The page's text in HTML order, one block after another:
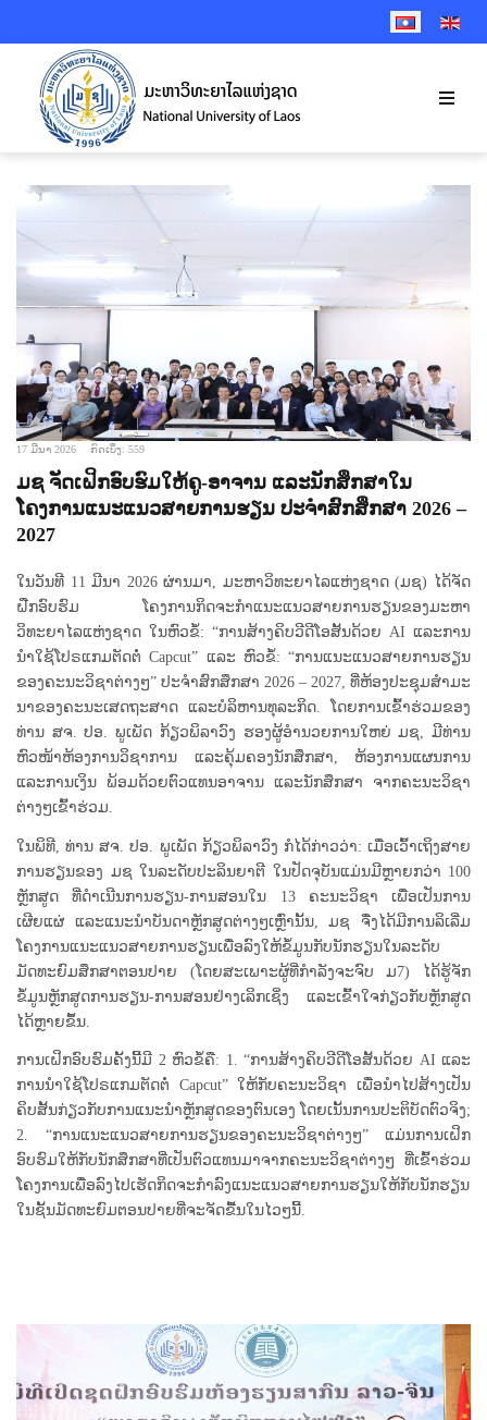
SELECT YOUR
17 ມີນາ 2026 ກົດເບິ່ງ: 559
ມຊ ຈັດເຝິກອົບຮົມໃຫ້ຄູ-ອາຈານ ແລະນັກສຶກສາໃນ
ໂຄງການແນະແນວສາຍການຮຽນ ປະຈຳສົກສຶກສາ 2026 –
2027
ໃນວັນທີ 11 ມີນາ 2026 ຜ່ານມາ, ມະຫາວິທະຍາໄລແຫ່ງຊາດ (ມຊ) ໄດ້ຈັດ
ຝືກອົບຮົມ ໂຄງການກິດຈະກຳແນະແນວສາຍການຮຽນຂອງມະຫາ
ວິທະຍາໄລແຫ່ງຊາດ ໃນຫົວຂໍ້: “ການສ້າງຄິບວີດີໂອສັ້ນດ້ວຍ AI ແລະການ
ນຳໃຊ້ໂປຣແກມຕັດຕໍ່ Capcut” ແລະ ຫົວຂໍ້: “ການແນະແນວສາຍການຮຽນ
ຂອງຄະນະວິຊາຕ່າງໆ” ປະຈຳສົກສຶກສາ 2026 – 2027, ທີ່ຫ້ອງປະຊຸມສໍາມະ
ນາຂອງຄະນະເສດຖະສາດ ແລະບໍລິຫານທຸລະກິດ. ໂດຍການເຂົ້າຮ່ວມຂອງ
ທ່ານ ສຈ. ປອ. ພູເພັດ ກ້ຽວພິລາວົງ ຮອງຜູ້ອຳນວຍການໃຫຍ່ ມຊ, ມີທ່ານ
ຫົວໜ້າຫ້ອງການວິຊາການ ແລະຄຸ້ມຄອງນັກສຶກສາ, ຫ້ອງການແຜນການ
ແລະການເງິນ ພ້ອມດ້ວຍຕົວແທນອາຈານ ແລະນັກສຶກສາ ຈາກຄະນະວິຊາ
ຕ່າງໆເຂົ້າຮ່ວມ.
ໃນພິທີ, ທ່ານ ສຈ. ປອ. ພູເພັດ ກ້ຽວພິລາວົງ ກໍໄດ້ກ່າວວ່າ: ເມື່ອເວົ້າເຖິງສາຍ
ການຮຽນຂອງ ມຊ ໃນລະດັບປະລິນຍາຕີ ໃນປັດຈຸບັນແມ່ນມີຫຼາຍກວ່າ 100
ຫຼັກສູດ ທີ່ດຳເນີນການຮຽນ-ການສອນໃນ 13 ຄະນະວິຊາ ເພື່ອເປັນການ
ເຜີຍແຜ່ ແລະແນະນຳບັນດາຫຼັກສູດຕ່າງໆເຫຼົ່ານັ້ນ, ມຊ ຈື່ງໄດ້ມີການລິເລີ່ມ
ໂຄງການແນະແນວສາຍການຮຽນເພື່ອລົງໃຫ້ຂໍ້ມູນກັບນັກຮຽນໃນລະດັບ
ມັດທະຍົມສຶກສາຕອນປາຍ (ໂດຍສະເພາະຜູ້ທີ່ກຳລັງຈະຈົບ ມ7) ໄດ້ຮູ້ຈັກ
ຂໍ້ມູນຫຼັກສູດການຮຽນ-ການສອນຢ່າງເລິກເຊິ່ງ ແລະເຂົ້າໃຈກ່ຽວກັບຫຼັກສູດ
ໄດ້ຫຼາຍຂຶ້ນ.
ການເຝິກອົບຮົມຄັ້ງນີ້ມີ 2 ຫົວຂໍ້ຄື: 1. “ການສ້າງຄິບວີດີໂອສັ້ນດ້ວຍ AI ແລະ
ການນຳໃຊ້ໂປຣແກມຕັດຕໍ່ Capcut” ໃຫ້ກັບຄະນະວິຊາ ເພື່ອນຳໄປສ້າງເປັນ
ຄິບສັ້ນກ່ຽວກັບການແນະນຳຫຼັກສູດຂອງຕົນເອງ ໂດຍເນັ້ນການປະຕິບັດຕົວຈິງ;
2. “ການແນະແນວສາຍການຮຽນຂອງຄະນະວິຊາຕ່າງໆ” ແມ່ນການເຝິກ
ອົບຮົມໃຫ້ກັບນັກສຶກສາທີ່ເປັນຕົວແທນມາຈາກຄະນະວິຊາຕ່າງໆ ທີ່ເຂົ້າຮ່ວມ
ໂຄງການເພື່ອລົງໄປເຮັດກິດຈະກຳລົງແນະແນວສາຍການຮຽນໃຫ້ກັບນັກຮຽນ
ໃນຊັ້ນມັດທະຍົມຕອນປາຍທີ່ຈະຈັດຂື້ນໃນໄວໆນີ້.